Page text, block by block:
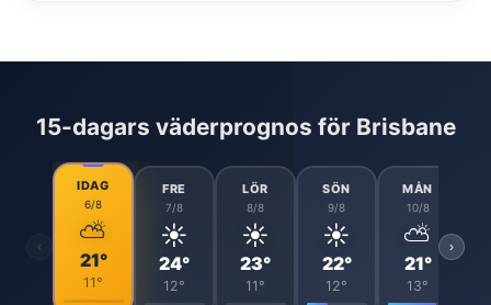
15-dagars väderprognos för Brisbane
‹
IDAG
6/8
⛅
21°
11°
FRE
7/8
☀️
24°
12°
LÖR
8/8
☀️
23°
11°
SÖN
9/8
☀️
22°
12°
MÅN
10/8
⛅
21°
13°
›